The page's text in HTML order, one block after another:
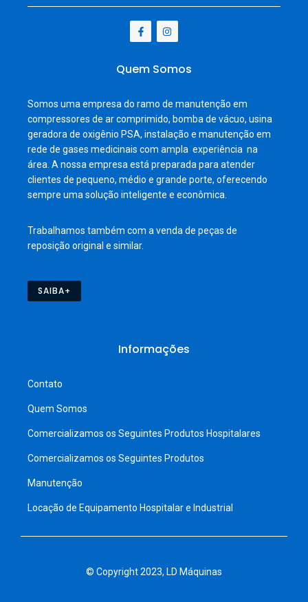
Quem Somos
Somos uma empresa do ramo de manutenção em
compressores de ar comprimido, bomba de vácuo, usina
geradora de oxigênio PSA, instalação e manutenção em
rede de gases medicinais com ampla experiência na
área. A nossa empresa está preparada para atender
clientes de pequeno, médio e grande porte, oferecendo
sempre uma solução inteligente e econômica.
Trabalhamos também com a venda de peças de
reposição original e similar.
SAIBA+
Informações
Contato
Quem Somos
Comercializamos os Seguintes Produtos Hospitalares
Comercializamos os Seguintes Produtos
Manutenção
Locação de Equipamento Hospitalar e Industrial
© Copyright 2023, LD Máquinas